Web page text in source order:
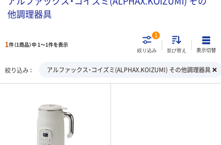
他調理器具
1件（1商品）中 1～1件を表示
絞り込み
1
並び替え 表示切替
絞り込み アルファックス・コイズミ(ALPHAX.KOIZUMI) その他調理器具